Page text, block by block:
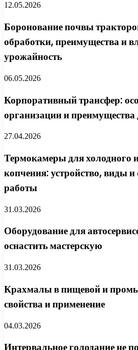
12.05.2026
Боронование почвы
обработки, преимущества и
урожайность
06.05.2026
Корпоративный трансфер:
организации и преимущества
27.04.2026
Термокамеры для холодного
копчения: устройство, виды и
работы
31.03.2026
Оборудование для
оснастить мастерскую
31.03.2026
Крахмалы в пищевой и
свойства и применение
04.03.2026